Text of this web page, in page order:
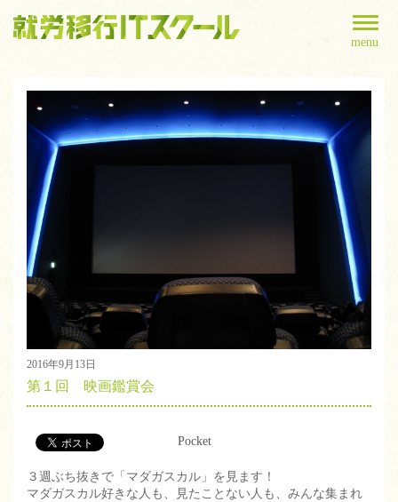
menu
2016年9月13日
第１回 映画鑑賞会
Pocket
３週ぶち抜きで「マダガスカル」を見ます！
マダガスカル好きな人も、見たことない人も、みんな集まれ